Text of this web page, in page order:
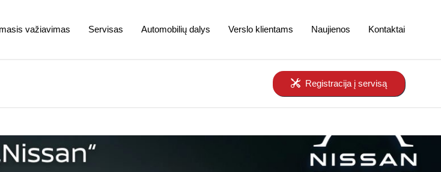
važiavimas Servisas Automobilių dalys Verslo klientams Naujienos Kontaktai
Registracija į servisą